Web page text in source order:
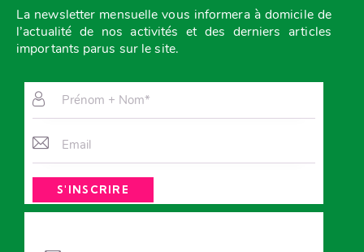
La newsletter mensuelle vous informera à domicile de
l’actualité de nos activités et des derniers articles
importants parus sur le site.
A